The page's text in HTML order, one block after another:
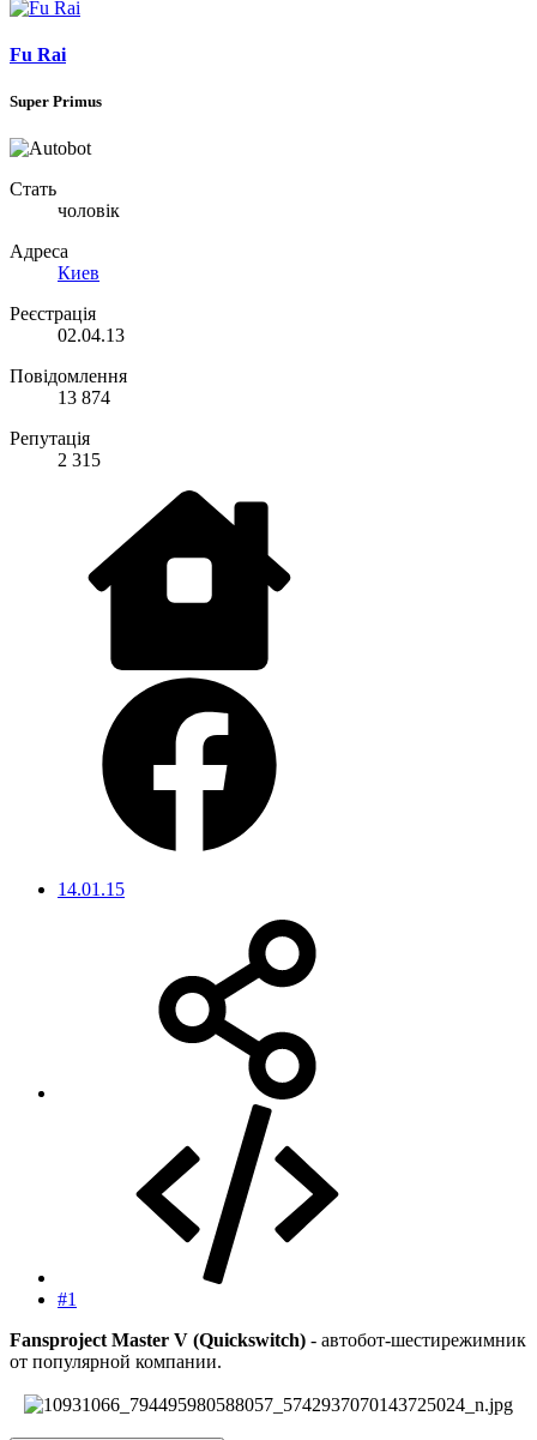
Fu Rai
Super Primus
Стать
чоловік
Адреса
Киев
Реєстрація
02.04.13
Повідомлення
13 874
Репутація
2 315
14.01.15
#1
Fansproject Master V (Quickswitch) - автобот-шестирежимник
от популярной компании.